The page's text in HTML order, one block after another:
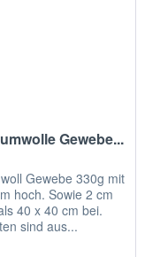
Gewebe...
Gewebe 330g mit
hoch. Sowie 2 cm
40 x 40 cm bei.
sind aus...